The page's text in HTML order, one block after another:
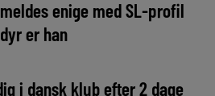
meldes enige med SL-profil
er han
i dansk klub efter 2 dage